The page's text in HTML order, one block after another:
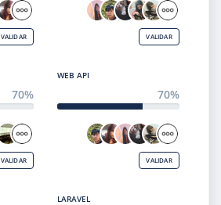
VALIDAR VALIDAR
70%
VALIDAR
WEB API
70%
VALIDAR
LARAVEL